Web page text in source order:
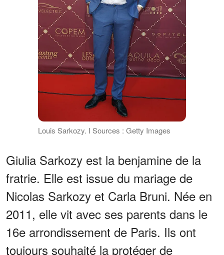
Louis Sarkozy. І Sources : Getty Images
Giulia Sarkozy est la benjamine de la
fratrie. Elle est issue du mariage de
Nicolas Sarkozy et Carla Bruni. Née en
2011, elle vit avec ses parents dans le
16e arrondissement de Paris. Ils ont
toujours souhaité la protéger de